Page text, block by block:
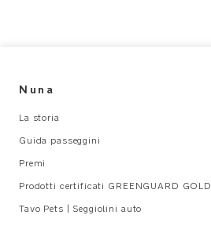
Nuna
La storia
Guida passeggini
Premi
Prodotti certificati GREENGUARD GOLD
Tavo Pets | Seggiolini auto